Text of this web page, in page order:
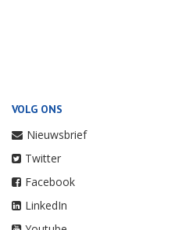
VOLG ONS
Nieuwsbrief
Twitter
Facebook
LinkedIn